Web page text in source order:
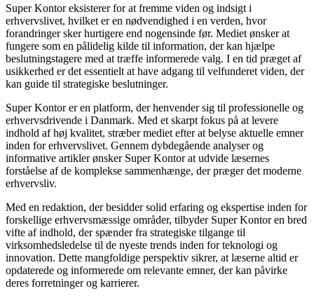
Super Kontor eksisterer for at fremme viden og indsigt i
erhvervslivet, hvilket er en nødvendighed i en verden, hvor
forandringer sker hurtigere end nogensinde før. Mediet ønsker at
fungere som en pålidelig kilde til information, der kan hjælpe
beslutningstagere med at træffe informerede valg. I en tid præget af
usikkerhed er det essentielt at have adgang til velfunderet viden, der
kan guide til strategiske beslutninger.
Super Kontor er en platform, der henvender sig til professionelle og
erhvervsdrivende i Danmark. Med et skarpt fokus på at levere
indhold af høj kvalitet, stræber mediet efter at belyse aktuelle emner
inden for erhvervslivet. Gennem dybdegående analyser og
informative artikler ønsker Super Kontor at udvide læsernes
forståelse af de komplekse sammenhænge, der præger det moderne
erhvervsliv.
Med en redaktion, der besidder solid erfaring og ekspertise inden for
forskellige erhvervsmæssige områder, tilbyder Super Kontor en bred
vifte af indhold, der spænder fra strategiske tilgange til
virksomhedsledelse til de nyeste trends inden for teknologi og
innovation. Dette mangfoldige perspektiv sikrer, at læserne altid er
opdaterede og informerede om relevante emner, der kan påvirke
deres forretninger og karrierer.